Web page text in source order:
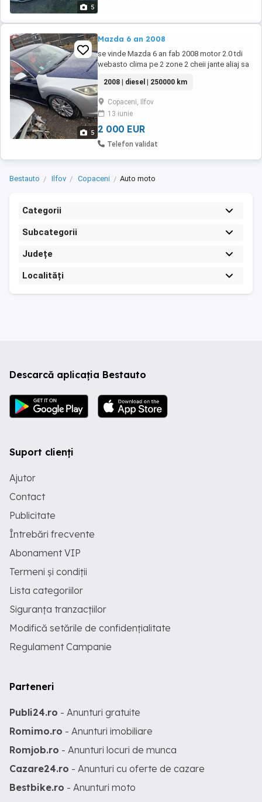
5
5
Mazda 6 an 2008
se vinde Mazda 6 an fab 2008 motor 2.0 tdi
webasto clima pe 2 zone 2 cheii jante aliaj sa
vara 2024 bara fata a fost schimbata aripa
dreapta fiscal pe loc itp valabil asigurare
valabila
2008 | diesel | 250000 km
Copaceni, Ilfov
13 iunie
2 000 EUR
Telefon validat
Bestauto Ilfov Copaceni Auto moto
Categorii
Subcategorii
Județe
Localități
Descarcă aplicația Bestauto
Suport clienți
Ajutor
Contact
Publicitate
Întrebări frecvente
Abonament VIP
Termeni și condiții
Lista categoriilor
Siguranța tranzacțiilor
Modifică setările de confidențialitate
Regulament Campanie
Parteneri
Publi24.ro - Anunturi gratuite
Romimo.ro - Anunturi imobiliare
Romjob.ro - Anunturi locuri de munca
Cazare24.ro - Anunturi cu oferte de cazare
Bestbike.ro - Anunturi moto